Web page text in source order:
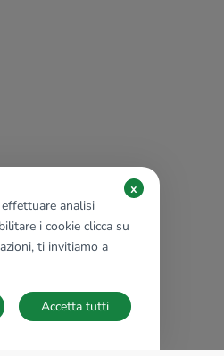
analisi
i cookie clicca su
ti invitiamo a
x
Accetta tutti